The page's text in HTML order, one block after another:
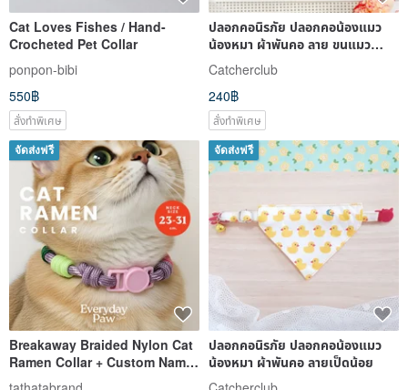
Cat Loves Fishes / Hand-
Crocheted Pet Collar
ponpon-bibi
550฿
สั่งทำพิเศษ
ปลอกคอนิรภัย ปลอกคอน้องแมว
น้องหมา ผ้าพันคอ ลาย ขนแมว
แมว3สี และ ยีราฟ
Catcherclub
240฿
สั่งทำพิเศษ
จัดส่งฟรี
Breakaway Braided Nylon Cat
Ramen Collar + Custom Name
Tag
จัดส่งฟรี
ปลอกคอนิรภัย ปลอกคอน้องแมว
น้องหมา ผ้าพันคอ ลายเป็ดน้อย